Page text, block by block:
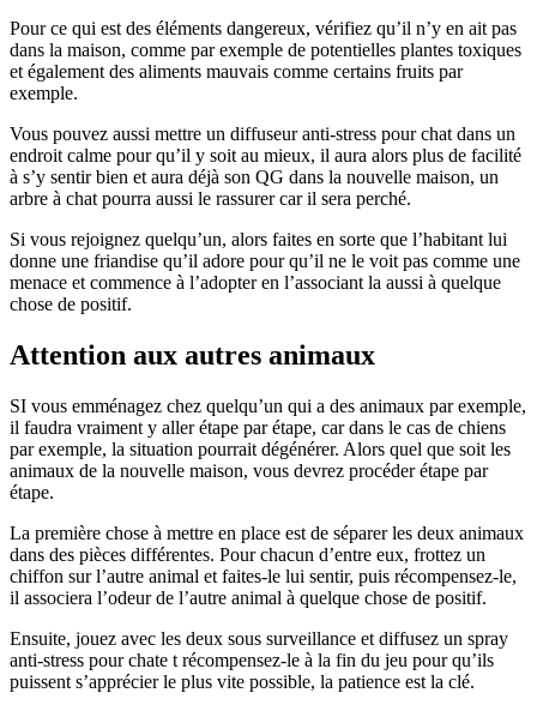
Pour ce qui est des éléments dangereux, vérifiez qu’il n’y en ait pas
dans la maison, comme par exemple de potentielles plantes toxiques
et également des aliments mauvais comme certains fruits par
exemple.
Vous pouvez aussi mettre un diffuseur anti-stress pour chat dans un
endroit calme pour qu’il y soit au mieux, il aura alors plus de facilité
à s’y sentir bien et aura déjà son QG dans la nouvelle maison, un
arbre à chat pourra aussi le rassurer car il sera perché.
Si vous rejoignez quelqu’un, alors faites en sorte que l’habitant lui
donne une friandise qu’il adore pour qu’il ne le voit pas comme une
menace et commence à l’adopter en l’associant la aussi à quelque
chose de positif.
Attention aux autres animaux
SI vous emménagez chez quelqu’un qui a des animaux par exemple,
il faudra vraiment y aller étape par étape, car dans le cas de chiens
par exemple, la situation pourrait dégénérer. Alors quel que soit les
animaux de la nouvelle maison, vous devrez procéder étape par
étape.
La première chose à mettre en place est de séparer les deux animaux
dans des pièces différentes. Pour chacun d’entre eux, frottez un
chiffon sur l’autre animal et faites-le lui sentir, puis récompensez-le,
il associera l’odeur de l’autre animal à quelque chose de positif.
Ensuite, jouez avec les deux sous surveillance et diffusez un spray
anti-stress pour chate t récompensez-le à la fin du jeu pour qu’ils
puissent s’apprécier le plus vite possible, la patience est la clé.